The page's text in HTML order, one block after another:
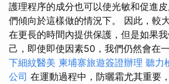
護理程序的成分也可以使光敏和促進
們傾向於這樣做的情況下。 因此，較
在更長的時間內提供保護，但是如果
己，即使即使因素50，我們仍然會在
下細紋醫美 柬埔寨旅遊簽證辦理 聽力
公司 在運動過程中，防曬霜尤其重要